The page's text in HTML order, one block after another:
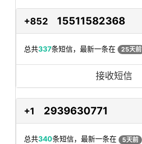
+852 15511582368
总共337条短信，最新一条在 25天前
接收短信
+1 2939630771
总共340条短信，最新一条在 5天前